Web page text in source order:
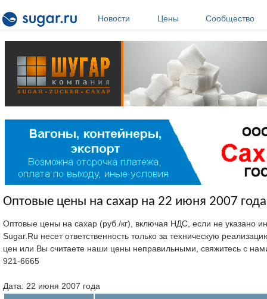
Новости
Цены Сообщество
Оптовые цены на сахар на 22 июня 2007
Оптовые цены на сахар (руб./кг), включая НДС, если не указано
Sugar.Ru несет ответственность только за техническую
цен или Вы считаете наши цены неправильными, свяжитесь с
921-6665
Дата: 22 июня 2007 года